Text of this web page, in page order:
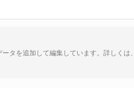
タを追加して編集しています。詳しくは、